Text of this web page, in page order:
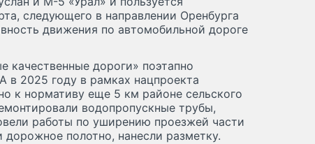
следующего в направлении Оренбурга
движения по автомобильной дороге
качественные дороги» поэтапно
в 2025 году в рамках нацпроекта
к нормативу еще 5 км районе сельского
водопропускные трубы,
работы по уширению проезжей части
полотно, нанесли разметку.